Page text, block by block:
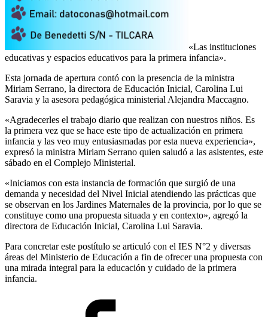
«Las instituciones
educativas y espacios educativos para la primera infancia».
Esta jornada de apertura contó con la presencia de la ministra
Miriam Serrano, la directora de Educación Inicial, Carolina Lui
Saravia y la asesora pedagógica ministerial Alejandra Maccagno.
«Agradecerles el trabajo diario que realizan con nuestros niños. Es
la primera vez que se hace este tipo de actualización en primera
infancia y las veo muy entusiasmadas por esta nueva experiencia»,
expresó la ministra Miriam Serrano quien saludó a las asistentes, este
sábado en el Complejo Ministerial.
«Iniciamos con esta instancia de formación que surgió de una
demanda y necesidad del Nivel Inicial atendiendo las prácticas que
se observan en los Jardines Maternales de la provincia, por lo que se
constituye como una propuesta situada y en contexto», agregó la
directora de Educación Inicial, Carolina Lui Saravia.
Para concretar este postítulo se articuló con el IES N°2 y diversas
áreas del Ministerio de Educación a fin de ofrecer una propuesta con
una mirada integral para la educación y cuidado de la primera
infancia.